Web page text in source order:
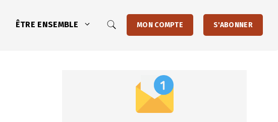
ÊTRE ENSEMBLE MON COMPTE S'ABONNER